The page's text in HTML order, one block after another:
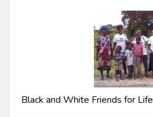
Black and White Friends for Life